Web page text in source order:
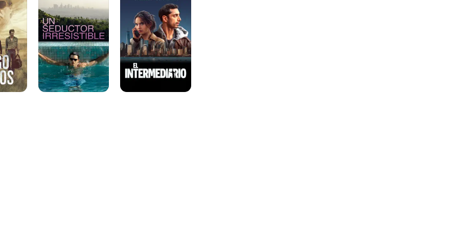
irresistible